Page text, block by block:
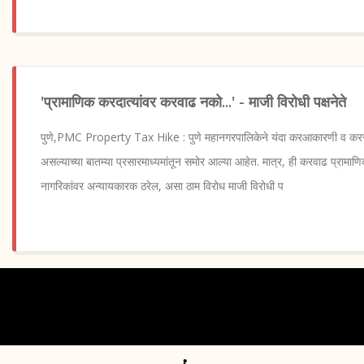
'प्रामाणिक करदात्यांवर करवाढ नको...' - माजी विरोधी पक्षनेते
पुणे,PMC Property Tax Hike : पुणे महानगरपालिकेने यंदा करआकारणी व
असल्याच्या बातम्या प्रसारमाध्यमांतून समोर आल्या आहेत. मात्र, ही करवाढ
नागरिकांवर अन्यायकारक ठरेल, असा ठाम विरोध माजी विरोधी प